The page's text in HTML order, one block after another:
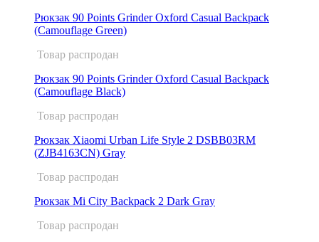
Рюкзак 90 Points Grinder Oxford Casual Backpack
(Camouflage Green)
Товар распродан
Рюкзак 90 Points Grinder Oxford Casual Backpack
(Сamouflage​ Black)
Товар распродан
Рюкзак Xiaomi Urban Life Style 2 DSBB03RM
(ZJB4163CN) Gray
Товар распродан
Рюкзак Mi City Backpack 2 Dark Gray
Товар распродан